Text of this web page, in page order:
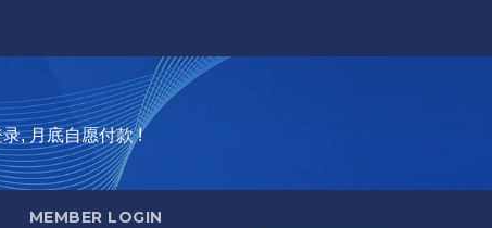
, 月底自愿付款 !
MEMBER LOGIN